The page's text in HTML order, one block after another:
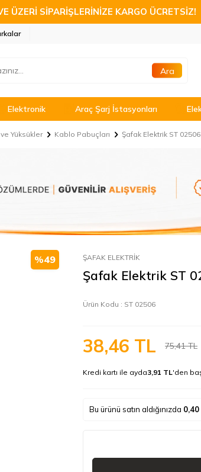
ÜZERİ SİPARİŞLERİNİZE KARGO ÜCRETSİZ!
Ara
Elektronik Araç Şarj İstasyonları
Yüksükler Kablo Pabuçları Şafak Elektrik ST
%49 ŞAFAK ELEKTRİK
Şafak Elektrik ST
Ürün Kodu : ST 02506
75,41TL
38,46 TL
Kredi kartı ile ayda3,91 TL'den
Bu ürünü satın aldığınızda 0,40